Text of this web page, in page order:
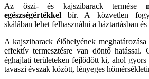
Az őszi- és kajszibarack termése
egészségértékkel bír. A közvetlen
skálában lehet felhasználni a háztartásban
A kajszibarack élőhelyének
effektív termesztésre van döntő hatással.
éghajlati területeken fejlődött ki, ahol gyors
tavaszi évszak között, lényeges